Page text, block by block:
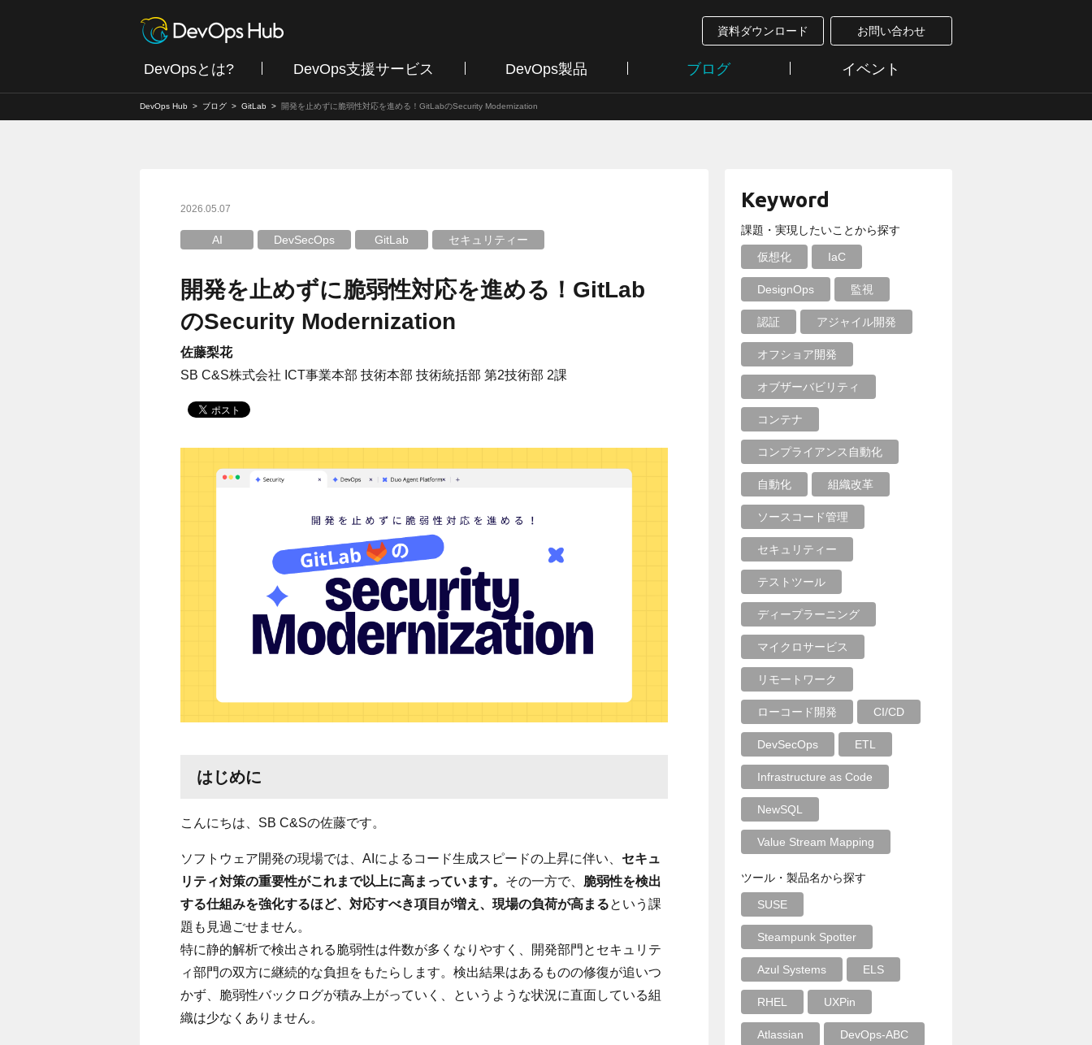
資料ダウンロード お問い合わせ
DevOpsとは? DevOps支援サービス DevOps製品 ブログ イベント
DevOps Hub ブログ GitLab 開発を止めずに脆弱性対応を進める！GitLabのSecurity Modernization
2026.05.07
AI DevSecOps GitLab セキュリティー
開発を止めずに脆弱性対応を進める！GitLab
のSecurity Modernization
佐藤梨花
SB C&S株式会社 ICT事業本部 技術本部 技術統括部 第2技術部 2課
はじめに
こんにちは、SB C&Sの佐藤です。
ソフトウェア開発の現場では、AIによるコード生成スピードの上昇に伴い、 セキュ
リティ対策の重要性がこれまで以上に高まっています。 その一方で、 脆弱性を検出
する仕組みを強化するほど、対応すべき項目が増え、現場の負荷が高まるという課
題も見過ごせません。
特に静的解析で検出される脆弱性は件数が多くなりやすく、開発部門とセキュリテ
ィ部門の双方に継続的な負担をもたらします。検出結果はあるものの修復が追いつ
かず、脆弱性バックログが積み上がっていく、というような状況に直面している組
織は少なくありません。
Keyword
課題・実現したいことから探す
仮想化 IaC
DesignOps 監視
認証 アジャイル開発
オフショア開発
オブザーバビリティ
コンテナ
コンプライアンス自動化
自動化 組織改革
ソースコード管理
セキュリティー
テストツール
ディープラーニング
マイクロサービス
リモートワーク
ローコード開発 CI/CD
DevSecOps ETL
Infrastructure as Code
NewSQL
Value Stream Mapping
ツール・製品名から探す
SUSE
Steampunk Spotter
Azul Systems ELS
RHEL UXPin
Atlassian DevOps-ABC